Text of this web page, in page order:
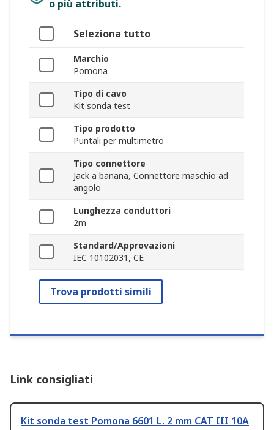
o più attributi.
Seleziona tutto
Marchio
Pomona
Tipo di cavo
Kit sonda test
Tipo prodotto
Puntali per multimetro
Tipo connettore
Jack a banana, Connettore maschio ad
angolo
Lunghezza conduttori
2m
Standard/Approvazioni
IEC 10102031, CE
Trova prodotti simili
Link consigliati
Kit sonda test Pomona 6601 L. 2 mm CAT III 10A